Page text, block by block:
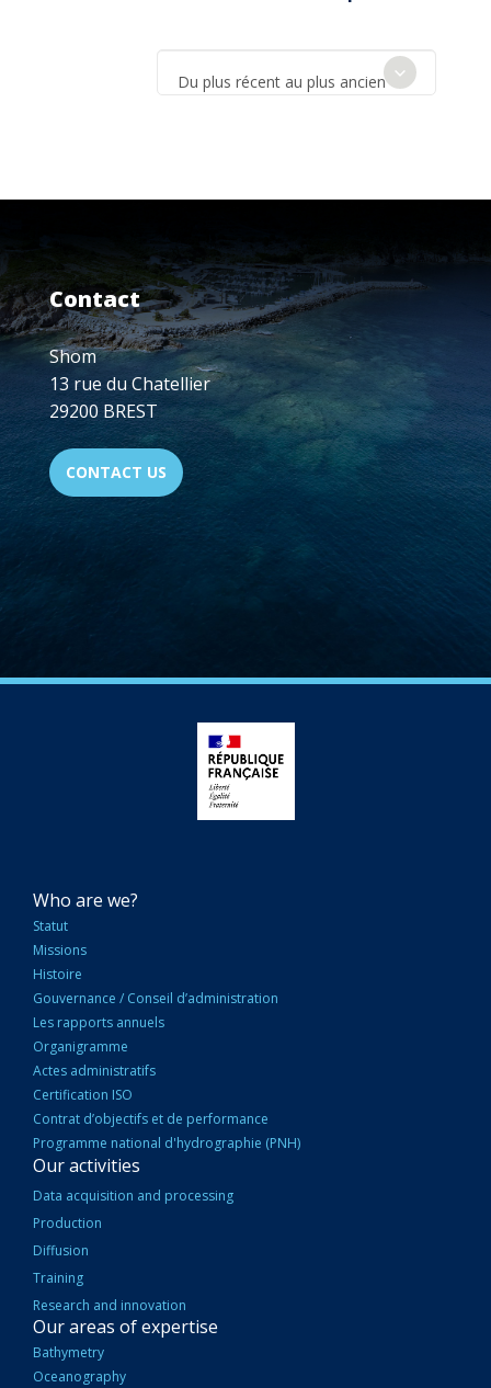
Du plus récent au plus ancien
Contact
Shom
13 rue du Chatellier
29200 BREST
CONTACT US
NAVIGATION
PRINCIPALE
Who are we?
Statut
Missions
Histoire
Gouvernance / Conseil d’administration
Les rapports annuels
Organigramme
Actes administratifs
Certification ISO
Contrat d’objectifs et de performance
Programme national d'hydrographie (PNH)
Our activities
Data acquisition and processing
Production
Diffusion
Training
Research and innovation
Our areas of expertise
Bathymetry
Oceanography